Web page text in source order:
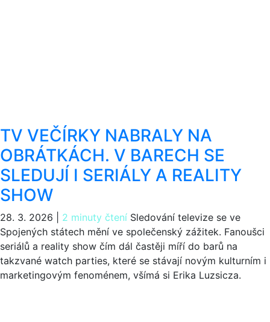
TV VEČÍRKY NABRALY NA
OBRÁTKÁCH. V BARECH SE
SLEDUJÍ I SERIÁLY A REALITY
SHOW
28. 3. 2026 2 minuty čtení Sledování televize se ve
Spojených státech mění ve společenský zážitek. Fanoušci
seriálů a reality show čím dál častěji míří do barů na
takzvané watch parties, které se stávají novým kulturním i
marketingovým fenoménem, všímá si Erika Luzsicza.